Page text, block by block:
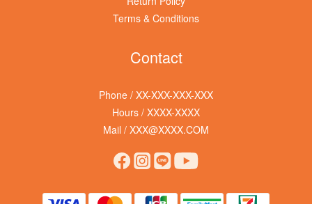
Terms & Conditions
Contact
Phone / XX-XXX-XXX-XXX
Hours / XXXX-XXXX
Mail / XXX@XXXX.COM